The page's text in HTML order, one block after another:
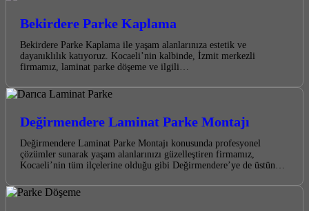
Bekirdere Parke Kaplama
Bekirdere Parke Kaplama ile yaşam alanlarınıza estetik ve
dayanıklılık katıyoruz. Kocaeli’nin kalbinde, İzmit merkezli
firmamız, laminat parke döşeme ve ilgili…
Değirmendere Laminat Parke Montajı
Değirmendere Laminat Parke Montajı konusunda profesyonel
çözümler sunarak yaşam alanlarınızı güzelleştiren firmamız,
Kocaeli’nin tüm ilçelerine olduğu gibi Değirmendere’ye de üstün…